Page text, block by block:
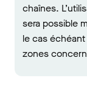
chaînes.
sera possible
le cas
zones